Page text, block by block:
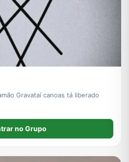
Gravataí canoas tá liberado
no Grupo